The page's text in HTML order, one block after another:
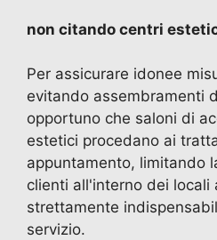
non citando centri
Per assicurare idonee
evitando assembramenti
opportuno che saloni di
estetici procedano ai
appuntamento, limitando
clienti all'interno dei locali
strettamente
servizio.